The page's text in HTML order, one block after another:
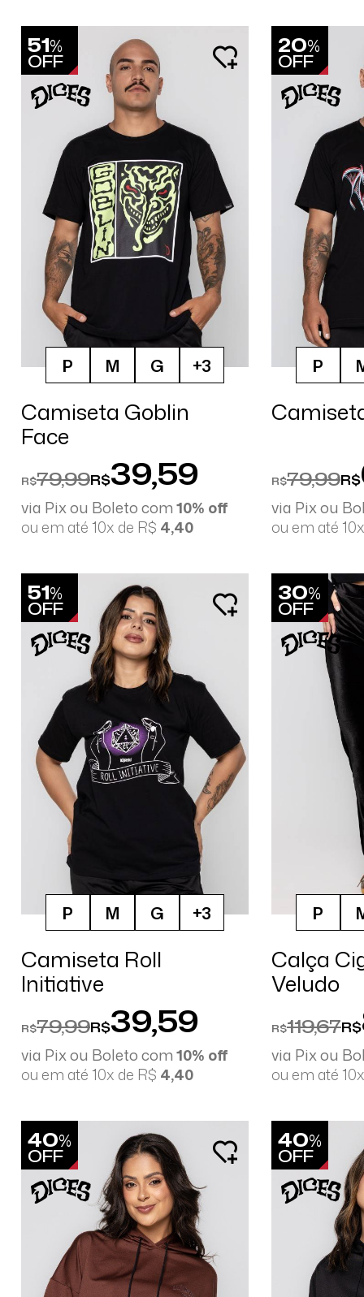
51%
OFF
P M G +3
Camiseta Goblin
Face
R$79,99R$39,59
via Pix ou Boleto com10% off
ou em até 10x de R$ 4,40
20%
OFF
P
R$79,99R$
via Pix ou
ou em até
51%
OFF
P M G +3
Camiseta Roll
Initiative
R$79,99R$39,59
via Pix ou Boleto com10% off
ou em até 10x de R$ 4,40
30%
OFF
P
Calça
Veludo
R$119,67R$
via Pix ou
ou em até
40%
OFF
40%
OFF